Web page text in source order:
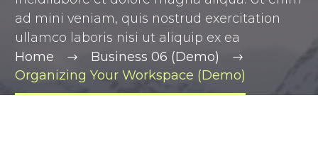
ad mini veniam, quis nostrud exercitation
ullamco laboris nisi ut aliquip ex ea
Home
Business 06 (Demo)
Organizing Your Workspace (Demo)